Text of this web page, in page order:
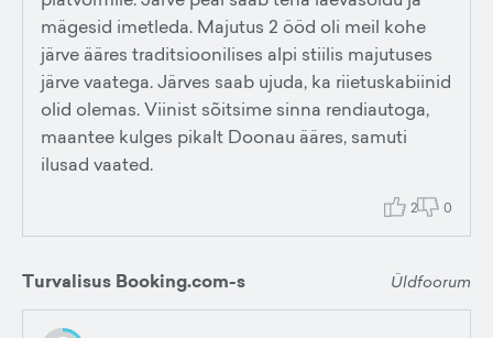
mägesid imetleda. Majutus 2 ööd oli meil kohe
järve ääres traditsioonilises alpi stiilis majutuses
järve vaatega. Järves saab ujuda, ka riietuskabiinid
olid olemas. Viinist sõitsime sinna rendiautoga,
maantee kulges pikalt Doonau ääres, samuti
ilusad vaated.
2 0
Turvalisus Booking.com-s Üldfoorum